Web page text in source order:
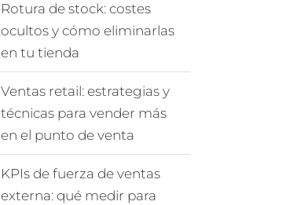
Rotura de stock: costes
ocultos y cómo eliminarlas
en tu tienda
Ventas retail: estrategias y
técnicas para vender más
en el punto de venta
KPIs de fuerza de ventas
externa: qué medir para